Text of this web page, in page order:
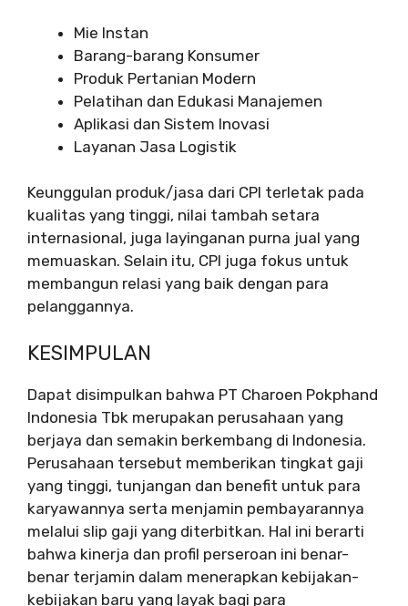
Mie Instan
Barang-barang Konsumer
Produk Pertanian Modern
Pelatihan dan Edukasi Manajemen
Aplikasi dan Sistem Inovasi
Layanan Jasa Logistik
Keunggulan produk/jasa dari CPI terletak pada
kualitas yang tinggi, nilai tambah setara
internasional, juga layinganan purna jual yang
memuaskan. Selain itu, CPI juga fokus untuk
membangun relasi yang baik dengan para
pelanggannya.
KESIMPULAN
Dapat disimpulkan bahwa PT Charoen Pokphand
Indonesia Tbk merupakan perusahaan yang
berjaya dan semakin berkembang di Indonesia.
Perusahaan tersebut memberikan tingkat gaji
yang tinggi, tunjangan dan benefit untuk para
karyawannya serta menjamin pembayarannya
melalui slip gaji yang diterbitkan. Hal ini berarti
bahwa kinerja dan profil perseroan ini benar-
benar terjamin dalam menerapkan kebijakan-
kebijakan baru yang layak bagi para